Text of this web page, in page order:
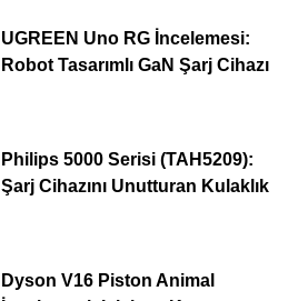
UGREEN Uno RG İncelemesi:
Robot Tasarımlı GaN Şarj Cihazı
Philips 5000 Serisi (TAH5209):
Şarj Cihazını Unutturan Kulaklık
Dyson V16 Piston Animal